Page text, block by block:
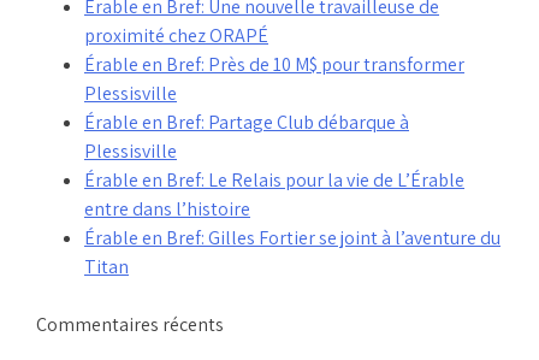
Érable en Bref: Une nouvelle travailleuse de
proximité chez ORAPÉ
Érable en Bref: Près de 10 M$ pour transformer
Plessisville
Érable en Bref: Partage Club débarque à
Plessisville
Érable en Bref: Le Relais pour la vie de L’Érable
entre dans l’histoire
Érable en Bref: Gilles Fortier se joint à l’aventure du
Titan
Commentaires récents